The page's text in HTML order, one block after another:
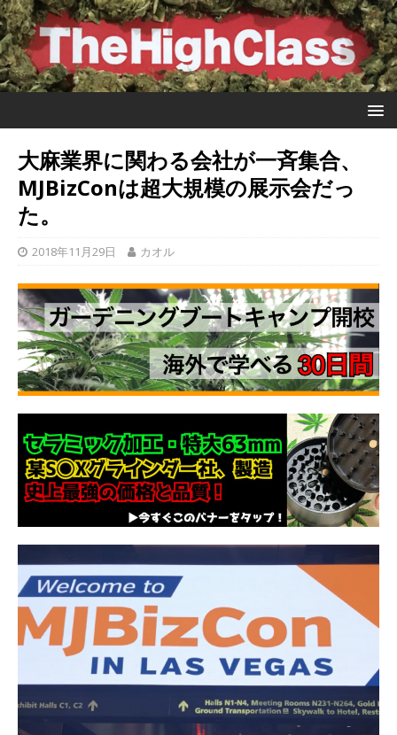
大麻業界に関わる会社が一斉集合、
MJBizConは超大規模の展示会だっ
た。
2018年11月29日 カオル